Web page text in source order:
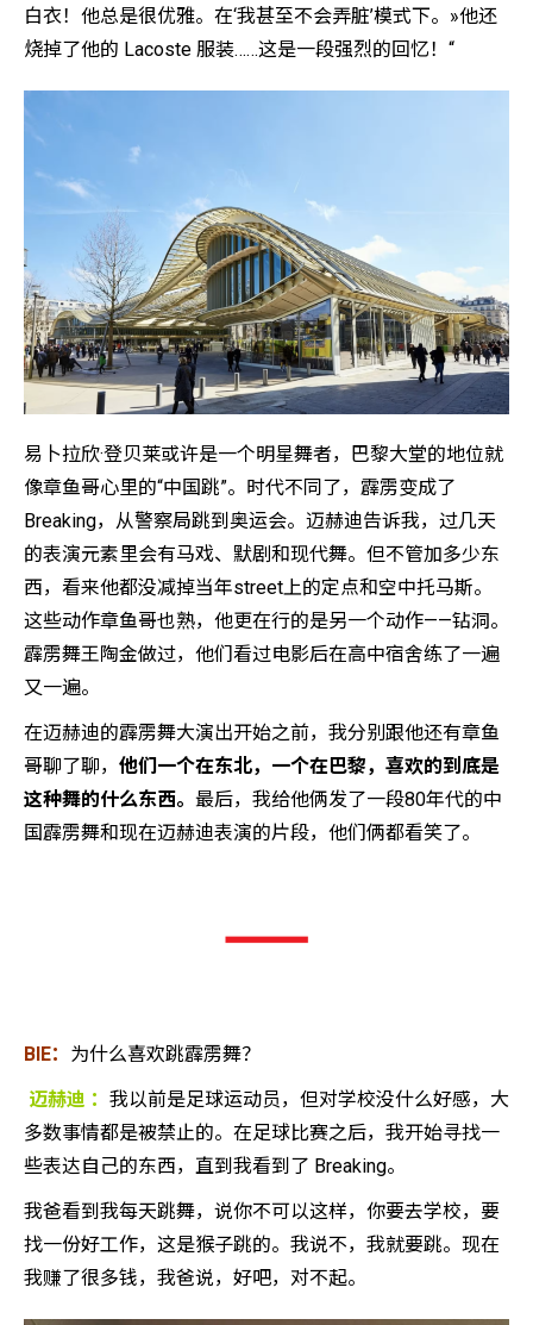
白衣！他总是很优雅。在‘我甚至不会弄脏’模式下。»他还
烧掉了他的 Lacoste 服装……这是一段强烈的回忆！“
易卜拉欣·登贝莱或许是一个明星舞者，巴黎大堂的地位就
像章鱼哥心里的“中国跳”。时代不同了，霹雳变成了
Breaking，从警察局跳到奥运会。迈赫迪告诉我，过几天
的表演元素里会有马戏、默剧和现代舞。但不管加多少东
西，看来他都没减掉当年street上的定点和空中托马斯。
这些动作章鱼哥也熟，他更在行的是另一个动作——钻洞。
霹雳舞王陶金做过，他们看过电影后在高中宿舍练了一遍
又一遍。
在迈赫迪的霹雳舞大演出开始之前，我分别跟他还有章鱼
哥聊了聊， 他们一个在东北，一个在巴黎，喜欢的到底是
这种舞的什么东西。 最后，我给他俩发了一段80年代的中
国霹雳舞和现在迈赫迪表演的片段，他们俩都看笑了。
BIE： 为什么喜欢跳霹雳舞？
迈赫迪 ： 我以前是足球运动员，但对学校没什么好感，大
多数事情都是被禁止的。在足球比赛之后，我开始寻找一
些表达自己的东西，直到我看到了 Breaking。
我爸看到我每天跳舞，说你不可以这样，你要去学校，要
找一份好工作，这是猴子跳的。我说不，我就要跳。现在
我赚了很多钱，我爸说，好吧，对不起。